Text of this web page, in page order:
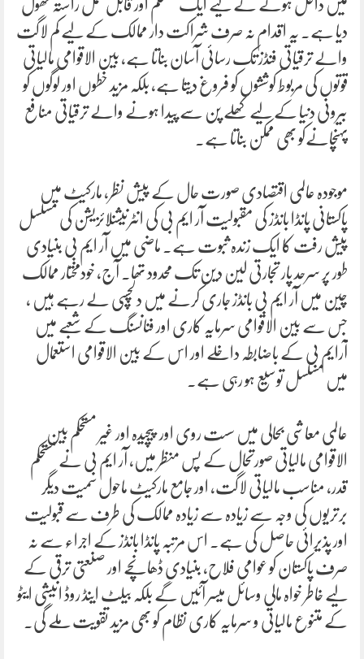
میں داخل ہونے کے لیے ایک مستحکم اور قابل عمل راستہ کھول
دیا ہے۔ یہ اقدام نہ صرف شراکت دار ممالک کے لیے کم لاگت
والے ترقیاتی فنڈز تک رسائی آسان بناتا ہے، بین الاقوامی مالیاتی
قوتوں کی مربوط کوششوں کو فروغ دیتا ہے، بلکہ مزید خطوں اور لوگوں کو
بیرونی دنیا کے لیے کھلے پن سے پیدا ہونے والے ترقیاتی منافع
پہنچانےکو بھی ممکن بناتا ہے۔
موجودہ عالمی اقتصادی صورت حال کے پیش نظر، مارکیٹ میں
پاکستانی پانڈا بانڈز کی مقبولیت آر ایم بی کی انٹرنیشنلائزیشن کی مسلسل
پیش رفت کا ایک زندہ ثبوت ہے۔ ماضی میں آر ایم بی بنیادی
طور پر سرحد پار تجارتی لین دین تک محدود تھا. آج، خودمختار ممالک
چین میں آر ایم بی بانڈز جاری کرنے میں دلچسپی لے رہے ہیں ،
جس سے بین الاقوامی سرمایہ کاری اور فنانسنگ کے شعبے میں
آرایم بی کے باضابطہ داخلے اور اس کے بین الاقوامی استعمال
میں مسلسل توسیع ہو رہی ہے۔
عالمی معاشی بحالی میں سست روی اور پیچیدہ اور غیر مستحکم بین
الاقوامی مالیاتی صورتحال کے پس منظر میں، آر ایم بی نے مستحکم
قدر، مناسب مالیاتی لاگت، اور جامع مارکیٹ ماحول سمیت دیگر
برتریوں کی وجہ سے زیادہ سے زیادہ ممالک کی طرف سے قبولیت
اور پذیرائی حاصل کی ہے۔ اس مرتبہ پانڈا بانڈز کے اجراء سے نہ
صرف پاکستان کو عوامی فلاح، بنیادی ڈھانچے اور صنعتی ترقی کے
لیے خاطر خواہ مالی وسائل میسر آئیں گے بلکہ بیلٹ اینڈ روڈ انیشی ایٹو
کے متنوع مالیاتی و سرمایہ کاری نظام کو بھی مزید تقویت ملے گی۔